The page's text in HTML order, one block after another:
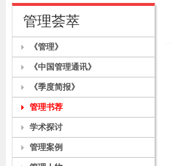
管理荟萃
《管理》
《中国管理通讯》
《季度简报》
管理书荐
学术探讨
管理案例